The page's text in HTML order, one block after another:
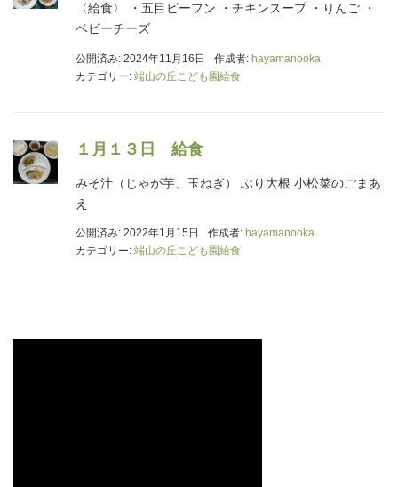
〈給食〉 ・五目ビーフン ・チキンスープ ・りんご ・
ベビーチーズ
公開済み: 2024年11月16日 作成者: hayamanooka
カテゴリー: 端山の丘こども園給食
１月１３日 給食
みそ汁（じゃが芋、玉ねぎ） ぶり大根 小松菜のごまあ
え
公開済み: 2022年1月15日 作成者: hayamanooka
カテゴリー: 端山の丘こども園給食